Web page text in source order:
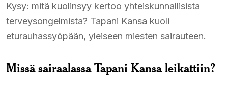
Kysy: mitä kuolinsyy kertoo yhteiskunnallisista
terveysongelmista? Tapani Kansa kuoli
eturauhassyöpään, yleiseen miesten sairauteen.
Missä sairaalassa Tapani Kansa leikattiin?